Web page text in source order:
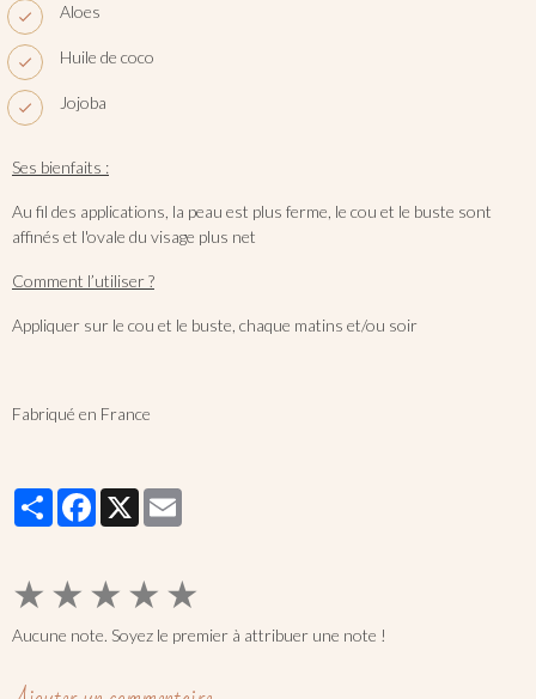
Aloes
Huile de coco
Jojoba
Ses bienfaits :
Au fil des applications, la peau est plus ferme, le cou et le buste sont
affinés et l'ovale du visage plus net
Comment l’utiliser ?
Appliquer sur le cou et le buste, chaque matins et/ou soir
Fabriqué en France
PartagerFacebook
X
★ ★ ★ ★ ★
Aucune note. Soyez le premier à attribuer une note !